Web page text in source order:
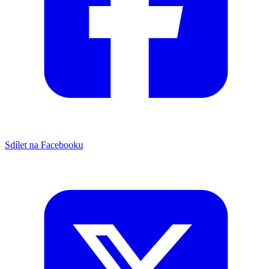
Sdílet na Facebooku